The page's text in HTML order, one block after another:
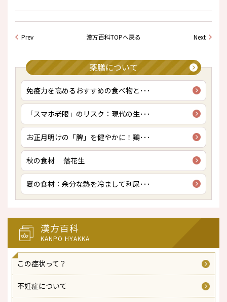
Prev 漢方百科TOPへ戻る Next
薬膳について
免疫力を高めるおすすめの食べ物と･･･
「スマホ老眼」のリスク：現代の生･･･
お正月明けの「脾」を健やかに！鶏･･･
秋の食材 落花生
夏の食材：余分な熱を冷まして利尿･･･
漢方百科
KANPO HYAKKA
この症状って？
不妊症について